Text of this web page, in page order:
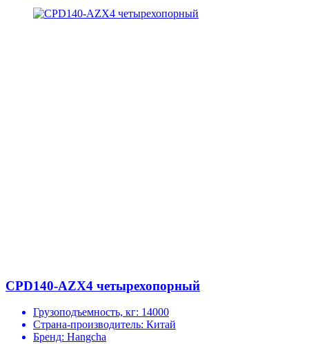
CPD140-AZX4 четырехопорный
Грузоподъемность, кг: 14000
Страна-производитель: Китай
Бренд: Hangcha